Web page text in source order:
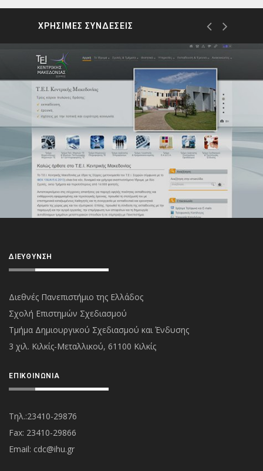
ΧΡΗΣΙΜΕΣ ΣΥΝΔΕΣΕΙΣ
ΔΙΕΎΘΥΝΣΗ
Διεθνές Πανεπιστήμιο της Ελλάδος
Σχολή Επιστημών Σχεδιασμού
Τμήμα Δημιουργικού Σχεδιασμού και Ένδυσης
3 χιλ. Κιλκίς-Μεταλλικού, 61100 Κιλκίς
ΕΠΙΚΟΙΝΩΝΊΑ
Τηλ.:23410-29876
Fax: 23410-29866
Εmail: cdc@ihu.gr